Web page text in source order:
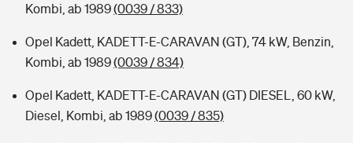
Kombi, ab 1989(0039 / 833)
Opel Kadett, KADETT-E-CARAVAN (GT), 74 kW, Benzin,
Kombi, ab 1989(0039 / 834)
Opel Kadett, KADETT-E-CARAVAN (GT) DIESEL, 60 kW,
Diesel, Kombi, ab 1989(0039 / 835)